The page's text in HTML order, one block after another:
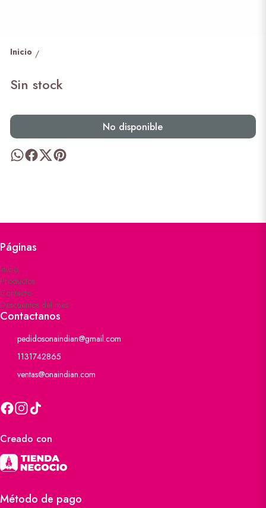
Inicio /
Sin stock
No disponible
Páginas
Inicio
Productos
Contacto
Descuentos del mes
Contactanos
pedidosonaindian@gmail.com
1131742865
ventas@onaindian.com
Creado con
Método de pago